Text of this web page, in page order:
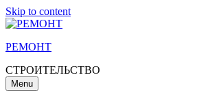
Skip to content
РЕМОНТ
СТРОИТЕЛЬСТВО
Menu